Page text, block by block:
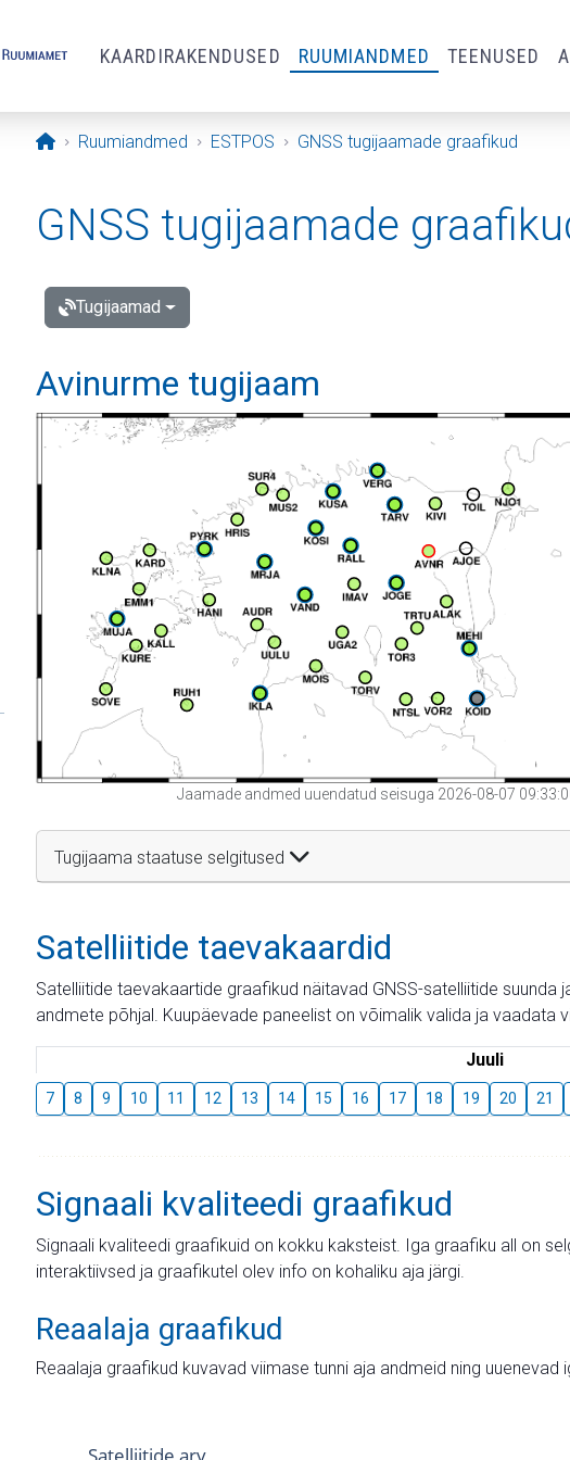
KAARDIRAKENDUSED RUUMIANDMED TEENUSED
Avaleht
Ruumiandmed ESTPOS GNSS tugijaamade graafikud
GNSS tugijaamade
Tugijaamad
Avinurme tugijaam
Jaamade andmed uuendatud seisuga 2026-08-07
Tugijaama staatuse selgitused
Satelliitide taevakaardid
Satelliitide taevakaartide graafikud näitavad GNSS-satelliitide
andmete põhjal. Kuupäevade paneelist on võimalik valida ja vaadata
Juuli
7 8 9 10 11 12 13 14 15 16 17 18 19 20 21
Signaali kvaliteedi graafikud
Signaali kvaliteedi graafikuid on kokku kaksteist. Iga graafiku all on
interaktiivsed ja graafikutel olev info on kohaliku aja järgi.
Reaalaja graafikud
Reaalaja graafikud kuvavad viimase tunni aja andmeid ning uuenevad